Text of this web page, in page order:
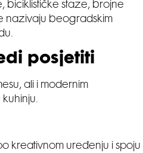
biciklističke staze, brojne
nazivaju beogradskim
posjetiti
ali i modernim
kreativnom uređenju i spoju